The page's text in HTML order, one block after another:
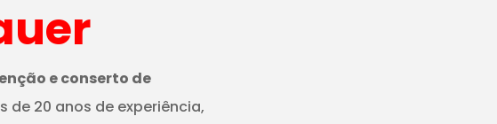
e conserto de
de 20 anos de experiência,